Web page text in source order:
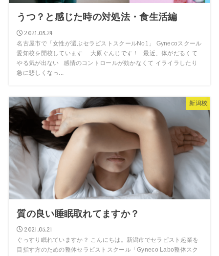
うつ？と感じた時の対処法・食生活編
2021.05.24
名古屋市で「女性が選ぶセラピストスクールNo1」 Gynecoスクール
愛知校を開校しています 大原ぐんじです！ 最近、体がだるくて
やる気が出ない 感情のコントロールが効かなくて イライラしたり
急に悲しくなっ...
新潟校
質の良い睡眠取れてますか？
2021.05.21
ぐっすり眠れていますか？ こんにちは。新潟市でセラピスト起業を
目指す方のための整体セラピストスクール「Gyneco Labo整体スク